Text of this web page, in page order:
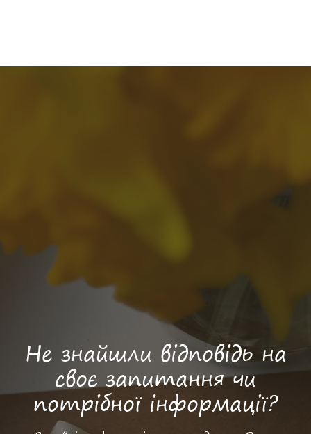
Не знайшли відповідь на
своє запитання чи
потрібної інформації?